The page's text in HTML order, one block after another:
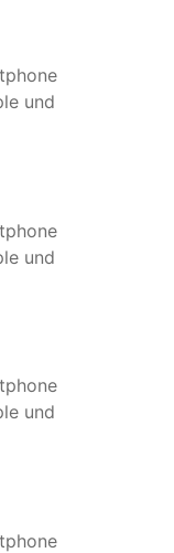
und
und
und